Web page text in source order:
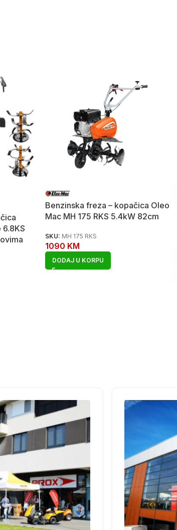
Benzinska freza – kopačica Oleo
Mac MH 175 RKS 5.4kW 82cm
SKU: MH 175 RKS
1090 KM
DODAJ U KORPU